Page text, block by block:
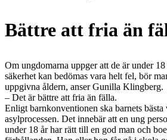
Bättre att fria än
Om ungdomarna uppger att de är under
säkerhet kan bedömas vara helt fel, bör
uppgivna åldern, anser Gunilla Klingberg.
– Det är bättre att fria än fälla.
Enligt barnkonventionen ska barnets
asylprocessen. Det innebär att en ung
under 18 år har rätt till en god man och